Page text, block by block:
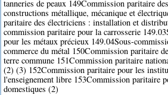
tanneries de peaux 149Commission paritaire
constructions métallique, mécanique et
paritaire des électriciens : installation et
commission paritaire pour la carrosserie
pour les métaux précieux 149.04Sous-
commerce du métal 150Commission paritaire
terre commune 151Commission paritaire
(2) (3) 152Commission paritaire pour les
l'enseignement libre 153Commission paritaire
domestiques (2)